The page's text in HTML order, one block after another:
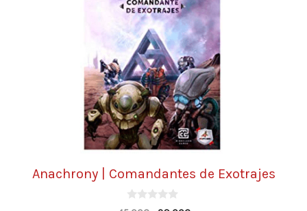
Anachrony | Comandantes de Exotrajes
0